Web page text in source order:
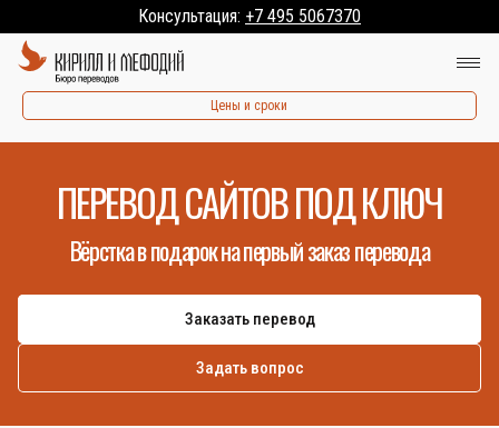
Консультация: +7 495 5067370
Цены и сроки
ПЕРЕВОД САЙТОВ ПОД КЛЮЧ
Вёрстка в подарок на первый заказ перевода
Заказать перевод
Задать вопрос